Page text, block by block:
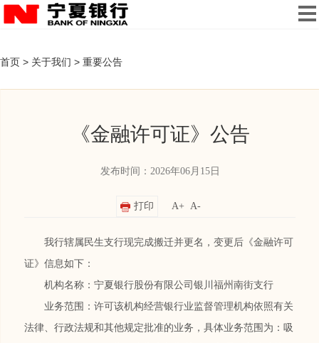
首页 > 关于我们 > 重要公告
《金融许可证》公告
发布时间：2026年06月15日
打印 A+ A-
我行辖属 民生支行现完成搬迁并更名，变更后《金融许可
证》信息如下：
机构名称：宁夏银行股份有限公司 银川福州南街支行
业务范围：许可该机构经营银行业监督管理机构依照有关
法律、行政法规和其他规定批准的业务，具体业务范围为：吸